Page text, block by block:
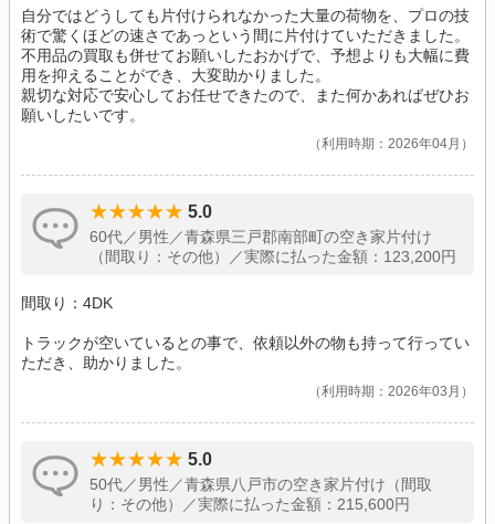
自分ではどうしても片付けられなかった大量の荷物を、プロの技
術で驚くほどの速さであっという間に片付けていただきました。
不用品の買取も併せてお願いしたおかげで、予想よりも大幅に費
用を抑えることができ、大変助かりました。
親切な対応で安心してお任せできたので、また何かあればぜひお
願いしたいです。
利用時期：2026年04月
5.0
60代／男性／青森県三戸郡南部町の空き家片付け
（間取り：その他）／実際に払った金額：123,200円
間取り：4DK
トラックが空いているとの事で、依頼以外の物も持って行ってい
ただき、助かりました。
利用時期：2026年03月
5.0
50代／男性／青森県八戸市の空き家片付け（間取
り：その他）／実際に払った金額：215,600円